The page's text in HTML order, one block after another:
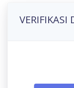
VERIFIKASI